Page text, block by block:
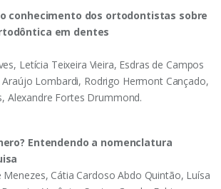
conhecimento dos ortodontistas sobre
em dentes
Letícia Teixeira Vieira, Esdras de Campos
Lombardi, Rodrigo Hermont Cançado,
Alexandre Fortes Drummond.
Entendendo a nomenclatura
Cátia Cardoso Abdo Quintão, Luísa